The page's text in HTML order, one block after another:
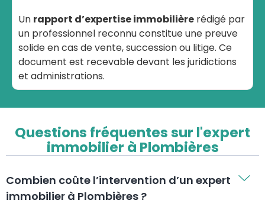
Un rapport d’expertise immobilière rédigé par
un professionnel reconnu constitue une preuve
solide en cas de vente, succession ou litige. Ce
document est recevable devant les juridictions
et administrations.
Questions fréquentes sur l'expert
immobilier à Plombières
Combien coûte l’intervention d’un expert
immobilier à Plombières ?